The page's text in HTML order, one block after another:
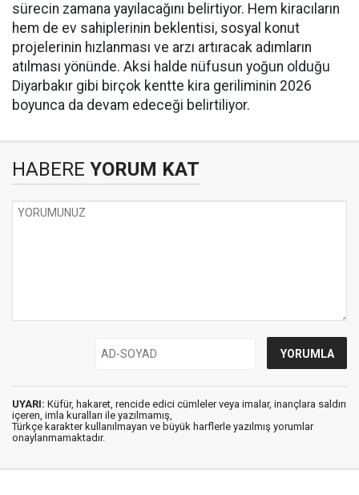
sürecin zamana yayılacağını belirtiyor. Hem kiracıların
hem de ev sahiplerinin beklentisi, sosyal konut
projelerinin hızlanması ve arzı artıracak adımların
atılması yönünde. Aksi halde nüfusun yoğun olduğu
Diyarbakır gibi birçok kentte kira geriliminin 2026
boyunca da devam edeceği belirtiliyor.
HABERE YORUM KAT
UYARI: Küfür, hakaret, rencide edici cümleler veya imalar, inançlara saldırı
içeren, imla kuralları ile yazılmamış,
Türkçe karakter kullanılmayan ve büyük harflerle yazılmış yorumlar
onaylanmamaktadır.